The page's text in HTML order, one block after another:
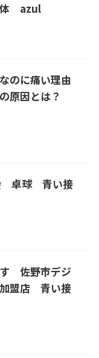
azul
のに痛い理由
原因とは？
卓球 青い接
す 佐野市デジ
盟店 青い接